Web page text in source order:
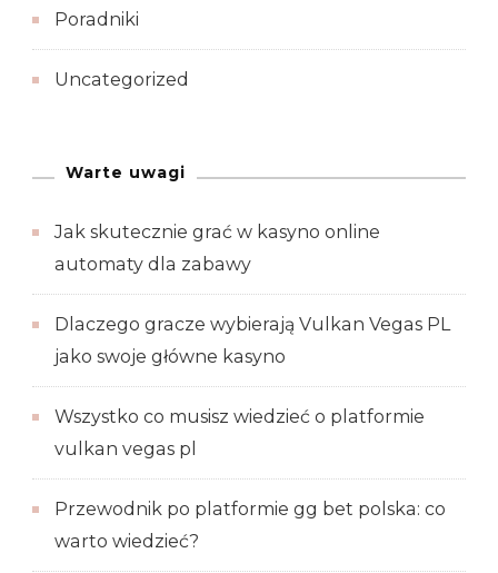
Poradniki
Uncategorized
Warte uwagi
Jak skutecznie grać w kasyno online
automaty dla zabawy
Dlaczego gracze wybierają Vulkan Vegas PL
jako swoje główne kasyno
Wszystko co musisz wiedzieć o platformie
vulkan vegas pl
Przewodnik po platformie gg bet polska: co
warto wiedzieć?